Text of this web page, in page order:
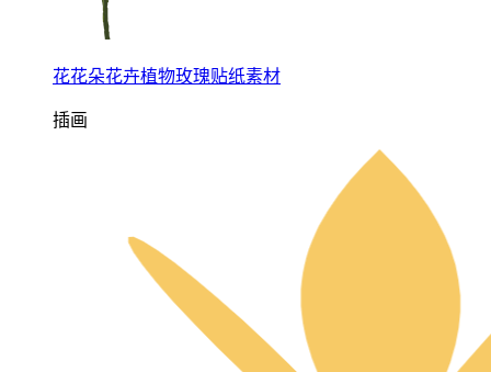
花花朵花卉植物玫瑰贴纸素材
插画